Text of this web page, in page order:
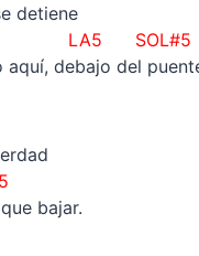
detiene
LA5 SOL#5
debajo del
bajar.